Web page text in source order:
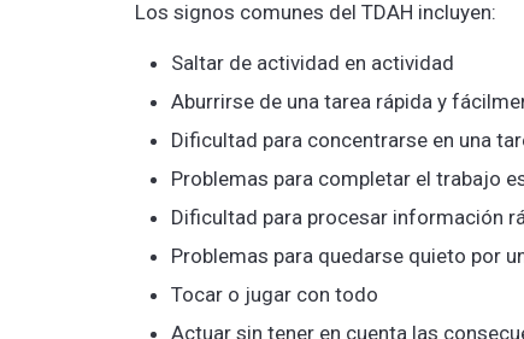
Los signos comunes del TDAH incluyen:
Saltar de actividad en actividad
Aburrirse de una tarea rápida y
Dificultad para concentrarse en una
Problemas para completar el trabajo
Dificultad para procesar información
Problemas para quedarse quieto por
Tocar o jugar con todo
Actuar sin tener en cuenta las